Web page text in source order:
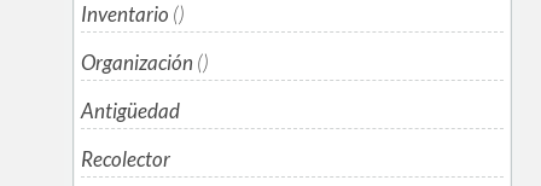
Inventario ()
Organización ()
Antigüedad
Recolector